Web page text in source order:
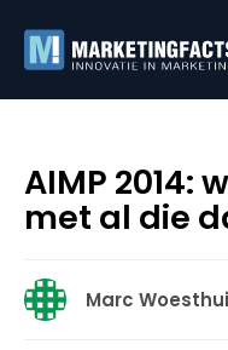
AIMP 2014:
met al die
Marc